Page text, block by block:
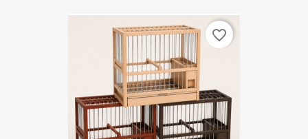
favorite_border